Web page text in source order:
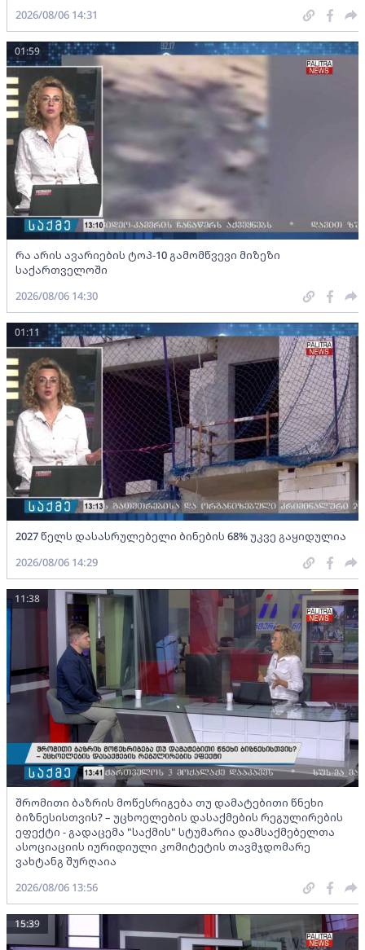
2026/08/06 14:31
რა არის ავარიების ტოპ-10 გამომწვევი მიზეზი
საქართველოში
01:59
2026/08/06 14:30
2027 წელს დასასრულებელი ბინების 68% უკვე გაყიდულია
01:11
2026/08/06 14:29
შრომითი ბაზრის მოწესრიგება თუ დამატებითი წნეხი
ბიზნესისთვის? – უცხოელების დასაქმების რეგულირების
ეფექტი - გადაცემა "საქმის" სტუმარია დამსაქმებელთა
ასოციაციის იურიდიული კომიტეტის თავმჯდომარე
ვახტანგ შურღაია
11:38
2026/08/06 13:56
15:39